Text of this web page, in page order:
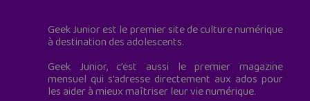
Geek Junior est le premier site de culture numérique
à destination des adolescents.
Geek Junior, c’est aussi le premier magazine
mensuel qui s’adresse directement aux ados pour
les aider à mieux maîtriser leur vie numérique.